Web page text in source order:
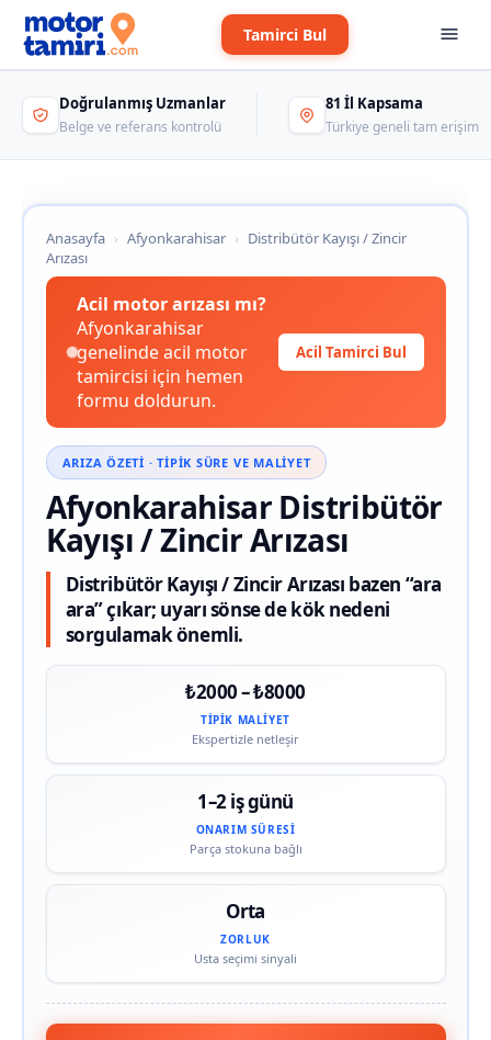
Tamirci Bul
Doğrulanmış Uzmanlar
Belge ve referans kontrolü
81 İl Kapsama
Türkiye geneli tam erişim
Anasayfa › Afyonkarahisar › Distribütör Kayışı / Zincir
Arızası
Acil motor arızası mı?
Afyonkarahisar
genelinde acil motor
tamircisi için hemen
formu doldurun.
Acil Tamirci Bul
ARIZA ÖZETI · TIPIK SÜRE VE MALIYET
Afyonkarahisar Distribütör
Kayışı / Zincir Arızası
Distribütör Kayışı / Zincir Arızası bazen “ara
ara” çıkar; uyarı sönse de kök nedeni
sorgulamak önemli.
₺2000 – ₺8000
TIPIK MALIYET
Ekspertizle netleşir
1–2 iş günü
ONARIM SÜRESI
Parça stokuna bağlı
Orta
ZORLUK
Usta seçimi sinyali